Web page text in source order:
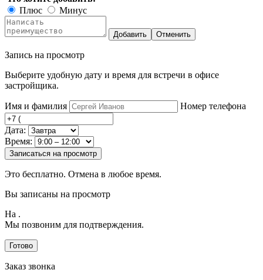
Плюс
Минус
Добавить Отменить
Запись на просмотр
Выберите удобную дату и время для встречи в офисе
застройщика.
Имя и фамилия Номер телефона
Дата:
Время:
Записаться на просмотр
Это бесплатно. Отмена в любое время.
Вы записаны на просмотр
На .
Мы позвоним для подтверждения.
Готово
Заказ звонка